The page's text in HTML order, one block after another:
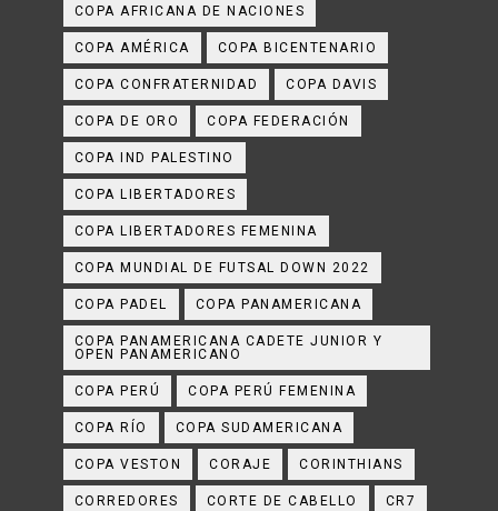
COPA AFRICANA DE NACIONES
COPA AMÉRICA COPA BICENTENARIO
COPA CONFRATERNIDAD COPA DAVIS
COPA DE ORO COPA FEDERACIÓN
COPA IND PALESTINO
COPA LIBERTADORES
COPA LIBERTADORES FEMENINA
COPA MUNDIAL DE FUTSAL DOWN 2022
COPA PADEL COPA PANAMERICANA
COPA PANAMERICANA CADETE JUNIOR Y
OPEN PANAMERICANO
COPA PERÚ COPA PERÚ FEMENINA
COPA RÍO COPA SUDAMERICANA
COPA VESTON CORAJE CORINTHIANS
CORREDORES CORTE DE CABELLO CR7